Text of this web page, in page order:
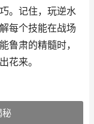
。记住，玩逆水
每个技能在战场
鲁肃的精髓时，
花来。
秘